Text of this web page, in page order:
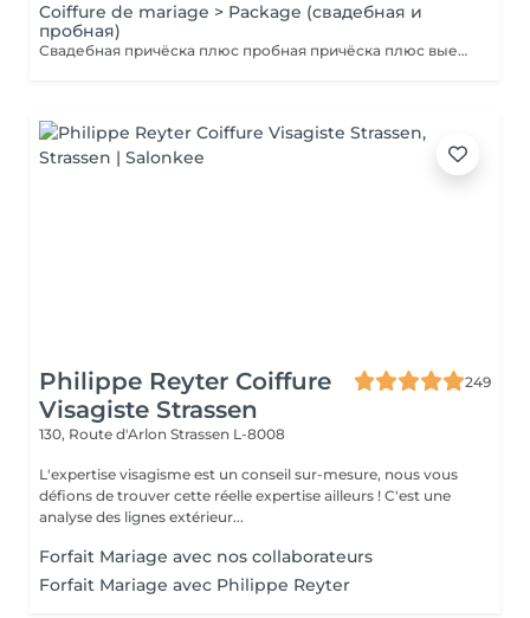
Coiffure de mariage > Package (свадебная и
пробная)
Свадебная причёска плюс пробная причёска плюс выезд на дом. Паркинг оплачивается отдельно.
Philippe Reyter Coiffure
Visagiste Strassen
249
130, Route d'Arlon Strassen L-8008
L'expertise visagisme est un conseil sur-mesure, nous vous
défions de trouver cette réelle expertise ailleurs ! C'est une
analyse des lignes extérieur...
Forfait Mariage avec nos collaborateurs
Forfait Mariage avec Philippe Reyter